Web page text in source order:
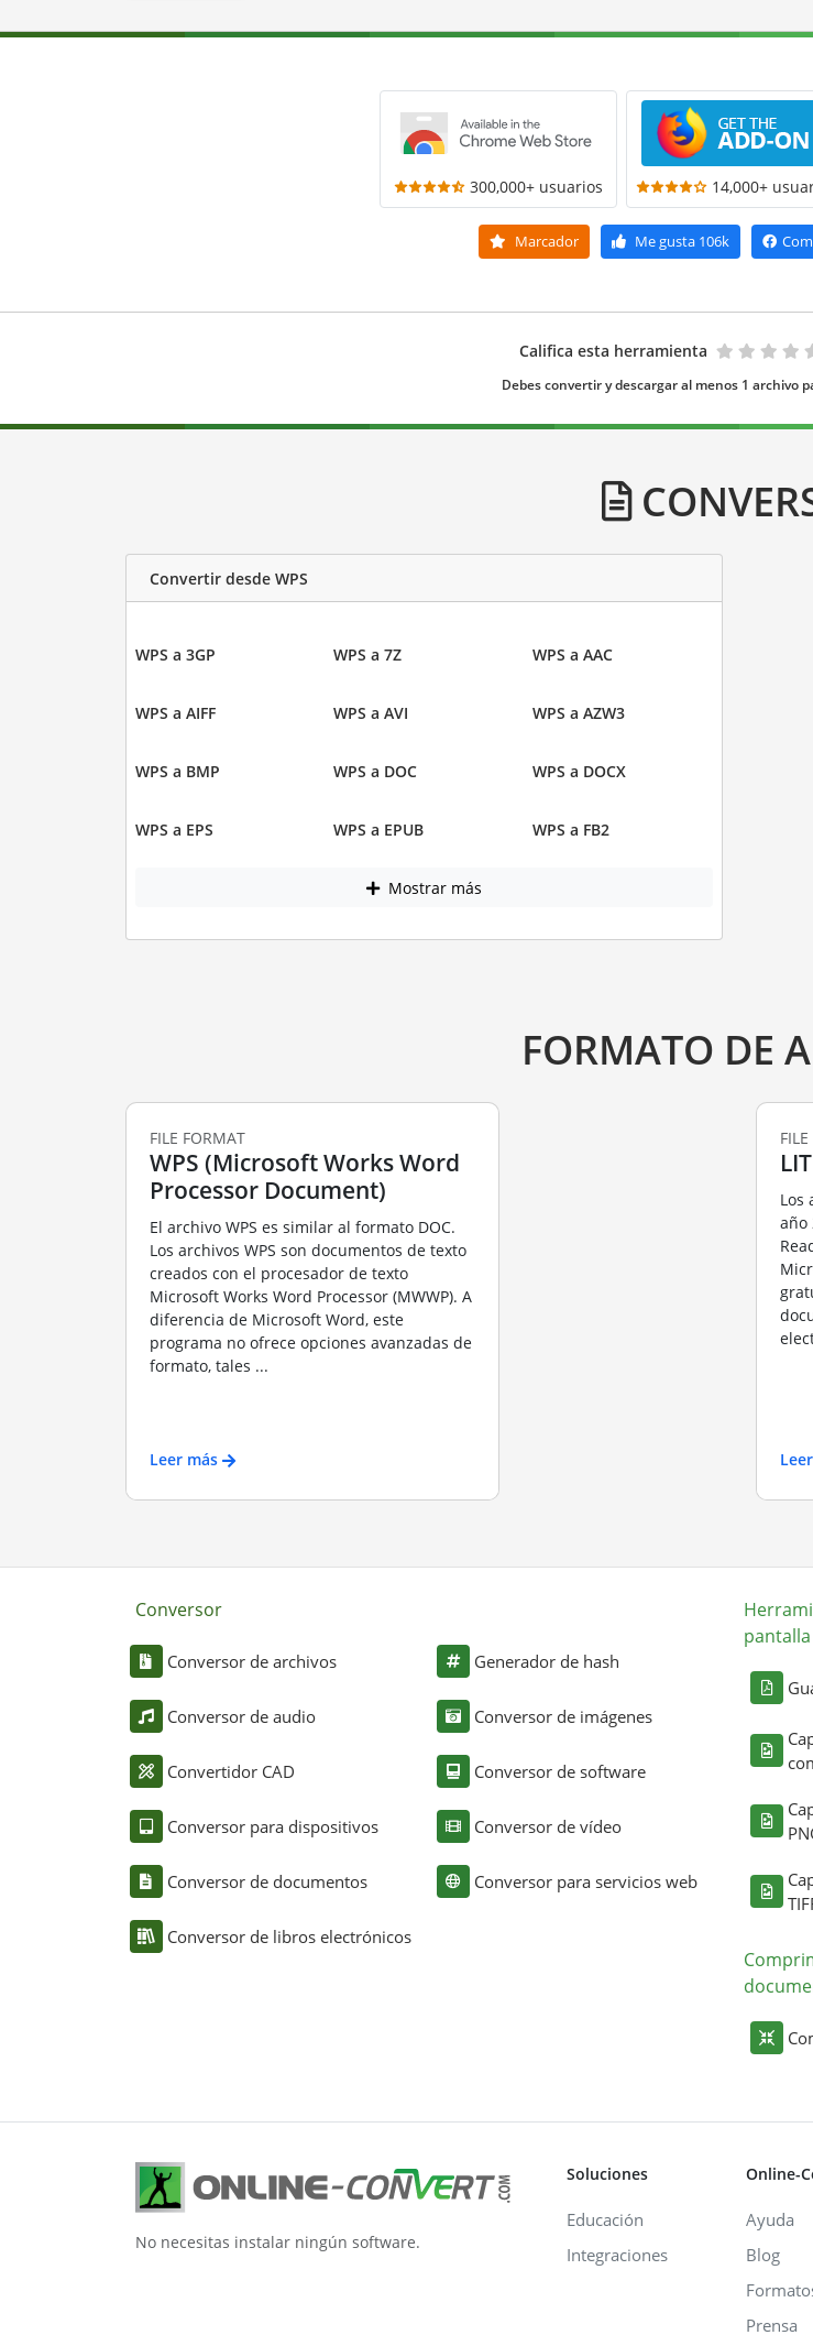
300,000+ usuarios 14,000+
Marcador Me gusta 106k
Califica esta herramienta
Debes convertir y descargar al menos 1 archivo
Convertir desde WPS
WPS a 3GP WPS a 7Z WPS a AAC
WPS a AIFF WPS a AVI WPS a AZW3
WPS a BMP WPS a DOC WPS a DOCX
WPS a EPS WPS a EPUB WPS a FB2
Mostrar más
FORMATO DE
FILE FORMAT
WPS (Microsoft Works Word
Processor Document)
El archivo WPS es similar al formato DOC.
Los archivos WPS son documentos de texto
creados con el procesador de texto
Microsoft Works Word Processor (MWWP). A
diferencia de Microsoft Word, este
programa no ofrece opciones avanzadas de
formato, tales ...
Leer más
Los
año
Conversor
Conversor de archivos
Conversor de audio
Convertidor CAD
Conversor para dispositivos
Conversor de documentos
Conversor de libros electrónicos
Generador de hash
Conversor de imágenes
Conversor de software
Conversor de vídeo
Conversor para servicios web
No necesitas instalar ningún software.
Soluciones
Educación
Integraciones
Online-
Ayuda
Blog
Prensa